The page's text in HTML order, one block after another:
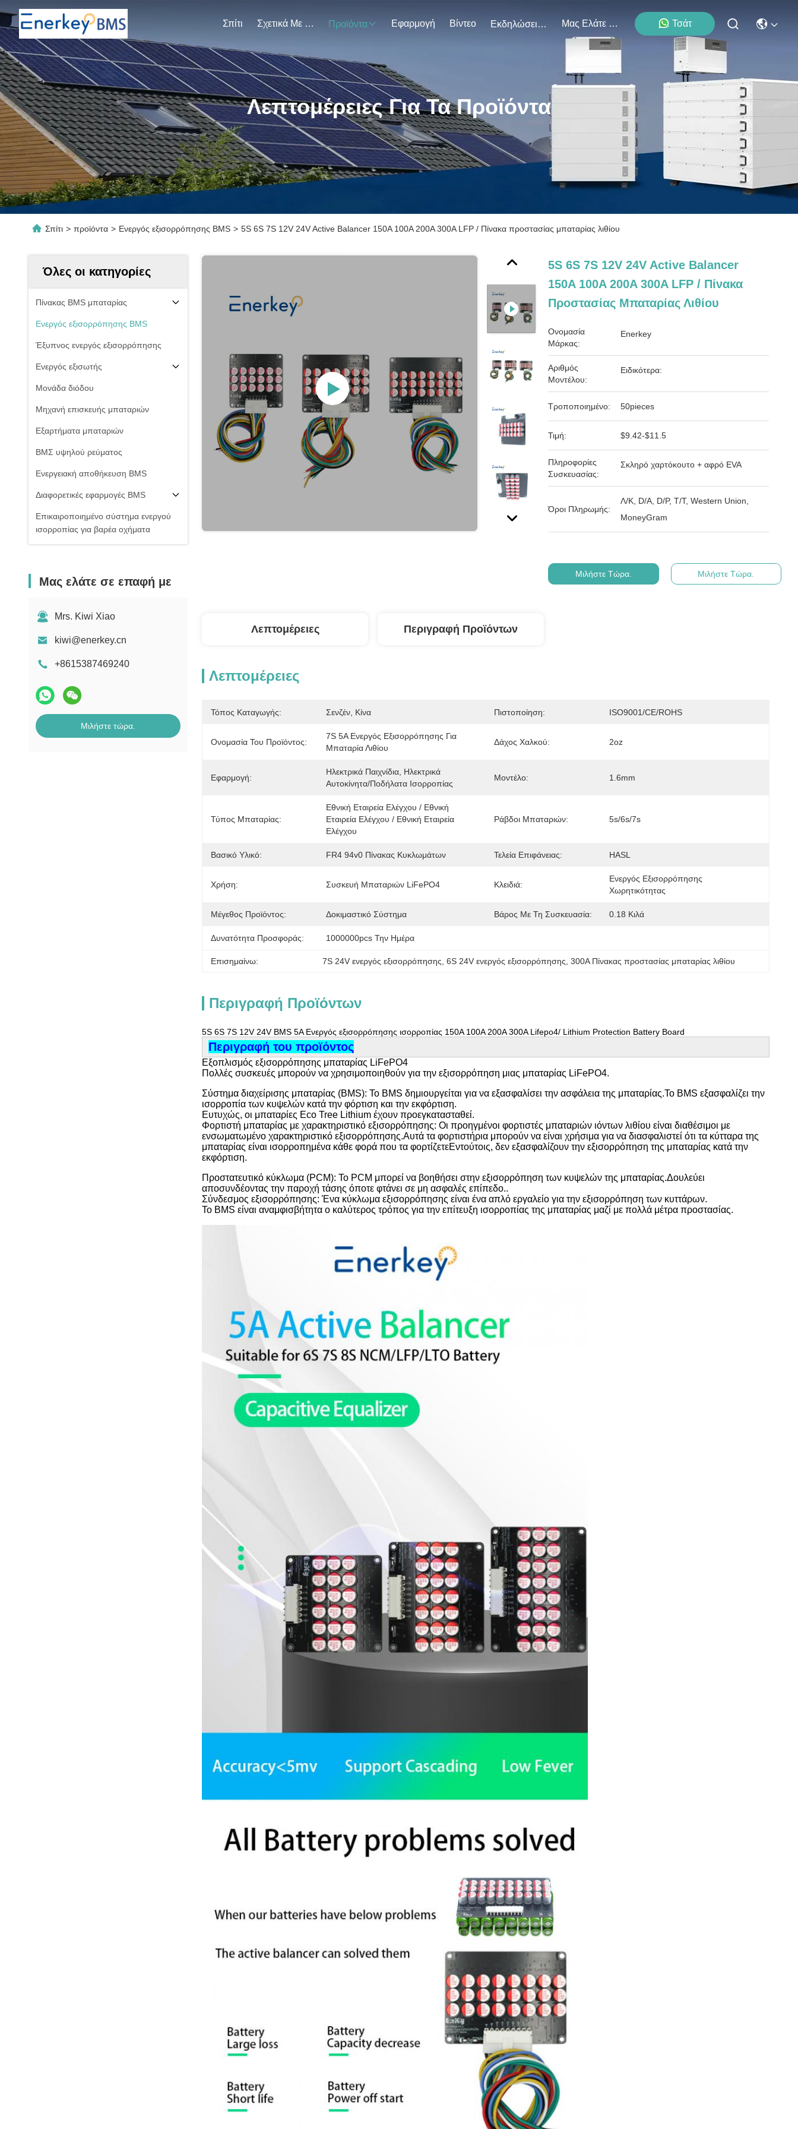
Σπίτι Σχετικά Με Εμάς Προϊόντα Εφαρμογή Βίντεο Εκδηλώσεις Μας Ελάτε Σε Επαφή Με Τσάτ
Λεπτομέρειες Για Τα Προϊόντα
Σπίτι > προϊόντα > Ενεργός εξισορρόπησης BMS > 5S 6S 7S 12V 24V Active Balancer 150A 100A 200A 300A LFP / Πίνακα προστασίας μπαταρίας λιθίου
Όλες οι κατηγορίες
Πίνακας BMS μπαταρίας
Ενεργός εξισορρόπησης BMS
Έξυπνος ενεργός εξισορρόπησης
Ενεργός εξισωτής
Μονάδα διόδου
Μηχανή επισκευής μπαταριών
Εξαρτήματα μπαταριών
ΒΜΣ υψηλού ρεύματος
Ενεργειακή αποθήκευση BMS
Διαφορετικές εφαρμογές BMS
Επικαιροποιημένο σύστημα ενεργού
ισορροπίας για βαρέα οχήματα
Μας ελάτε σε επαφή με
Mrs. Kiwi Xiao
kiwi@enerkey.cn
+8615387469240
Μιλήστε τώρα.
5S 6S 7S 12V 24V Active Balancer
150A 100A 200A 300A LFP / Πίνακα
Προστασίας Μπαταρίας Λιθίου
Ονομασία
Μάρκας:
Enerkey
Αριθμός
Μοντέλου:
Ειδικότερα:
Τροποποιημένο: 50pieces
Τιμή: $9.42-$11.5
Πληροφορίες
Συσκευασίας:
Σκληρό χαρτόκουτο + αφρό EVA
Όροι Πληρωμής:
Λ/Κ, D/A, D/P, T/T, Western Union,
MoneyGram
Μιλήστε Τώρα. Μιλήστε Τώρα.
Λεπτομέρειες Περιγραφή Προϊόντων
Λεπτομέρειες
Τόπος Καταγωγής: Σενζέν, Κίνα Πιστοποίηση: ISO9001/CE/ROHS
Ονομασία Του Προϊόντος:
7S 5A Ενεργός Εξισορρόπησης Για
Μπαταρία Λιθίου
Δάχος Χαλκού: 2oz
Εφαρμογή:
Ηλεκτρικά Παιχνίδια, Ηλεκτρικά
Αυτοκίνητα/ποδήλατα Ισορροπίας
Μοντέλο: 1.6mm
Τύπος Μπαταρίας:
Εθνική Εταιρεία Ελέγχου / Εθνική
Εταιρεία Ελέγχου / Εθνική Εταιρεία
Ελέγχου
Ράβδοι Μπαταριών: 5s/6s/7s
Βασικό Υλικό: FR4 94v0 Πίνακας Κυκλωμάτων Τελεία Επιφάνειας: HASL
Χρήση: Συσκευή Μπαταριών LiFePO4 Κλειδιά:
Ενεργός Εξισορρόπησης
Χωρητικότητας
Μέγεθος Προϊόντος: Δοκιμαστικό Σύστημα Βάρος Με Τη Συσκευασία: 0.18 Κιλά
Δυνατότητα Προσφοράς: 1000000pcs Την Ημέρα
Επισημαίνω: 7S 24V ενεργός εξισορρόπησης , 6S 24V ενεργός εξισορρόπησης , 300A Πίνακας προστασίας μπαταρίας λιθίου
Περιγραφή Προϊόντων
5S 6S 7S 12V 24V BMS 5A Ενεργός εξισορρόπησης ισορροπίας 150A 100A 200A 300A Lifepo4/ Lithium Protection Battery Board
Περιγραφή του προϊόντος
Εξοπλισμός εξισορρόπησης μπαταρίας LiFePO4
Πολλές συσκευές μπορούν να χρησιμοποιηθούν για την εξισορρόπηση μιας μπαταρίας LiFePO4.
Σύστημα διαχείρισης μπαταρίας (BMS): Το BMS δημιουργείται για να εξασφαλίσει την ασφάλεια της μπαταρίας.Το BMS εξασφαλίζει την
ισορροπία των κυψελών κατά την φόρτιση και την εκφόρτιση.
Ευτυχώς, οι μπαταρίες Eco Tree Lithium έχουν προεγκατασταθεί.
Φορτιστή μπαταρίας με χαρακτηριστικό εξισορρόπησης: Οι προηγμένοι φορτιστές μπαταριών ιόντων λιθίου είναι διαθέσιμοι με
ενσωματωμένο χαρακτηριστικό εξισορρόπησης.Αυτά τα φορτιστήρια μπορούν να είναι χρήσιμα για να διασφαλιστεί ότι τα κύτταρα της
μπαταρίας είναι ισορροπημένα κάθε φορά που τα φορτίζετεΕντούτοις, δεν εξασφαλίζουν την εξισορρόπηση της μπαταρίας κατά την
εκφόρτιση.
Προστατευτικό κύκλωμα (PCM): Το PCM μπορεί να βοηθήσει στην εξισορρόπηση των κυψελών της μπαταρίας.Δουλεύει
αποσυνδέοντας την παροχή τάσης όποτε φτάνει σε μη ασφαλές επίπεδο..
Σύνδεσμος εξισορρόπησης: Ένα κύκλωμα εξισορρόπησης είναι ένα απλό εργαλείο για την εξισορρόπηση των κυττάρων.
Το BMS είναι αναμφισβήτητα ο καλύτερος τρόπος για την επίτευξη ισορροπίας της μπαταρίας μαζί με πολλά μέτρα προστασίας.